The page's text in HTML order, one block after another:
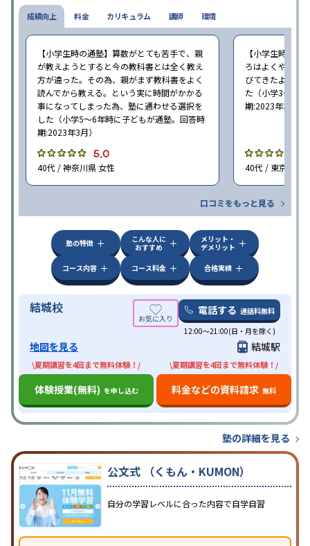
成績向上
【小学生時の通塾】算数がとても苦手で、親
が教えようとすると今の教科書とは全く教え
方が違った。その為、親がまず教科書をよく
読んでから教える。という実に時間がかかる
事になってしまった為、塾に通わせる選択を
した（小学5〜6年時に子どもが通塾。回答時
期:2023年3月）
5.0
40代 / 神奈川県 女性
【小学生時の通
ろはよくやり方
びてきたようで
た（小学3〜6年
期:2023年3月）
40代 / 東京都 女
口コミをもっと見る
料金 カリキュラム 講師 環境
塾の特徴
こんな人に
おすすめ
メリット・
デメリット
コース内容
コース料金 合格実績
結城校 電話する 通話料無料
12:00～21:00(日・月を除く)
地図を見る 結城駅
\夏期講習を4回まで無料体験！/
体験授業(無料) を申し込む
\夏期講習を4回まで無料体験！/
料金などの資料請求 無料
塾の詳細を見る
公文式 （くもん・KUMON）
自分の学習レベルに合った内容で自学自習